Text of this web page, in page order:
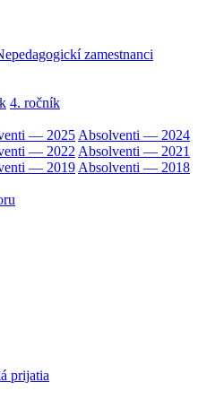
zamestnanci
4. ročník
— 2025 Absolventi — 2024
— 2022 Absolventi — 2021
— 2019 Absolventi — 2018
prijatia